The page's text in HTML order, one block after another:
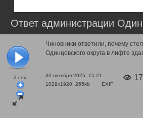
2 сек.
Чиновники ответили, почему
Одинцовского округа в лифте
30 октября 2025, 15:21
1029x1920, 265kb
EXIF
17
Ответ администрации